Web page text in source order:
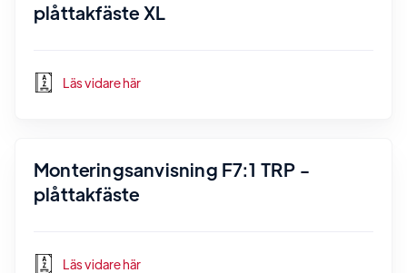
plåttakfäste XL
Läs vidare här
Monteringsanvisning F7:1 TRP -
plåttakfäste
Läs vidare här